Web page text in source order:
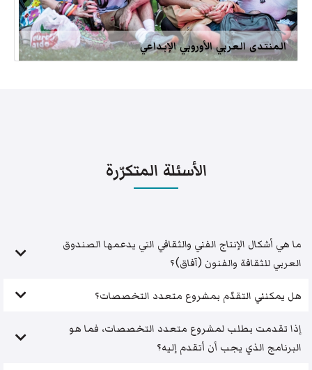
المنتدى العربي الأوروبي الإبداعي
الأسئلة المتكرّرة
ما هي أشكال الإنتاج الفني والثقافي التي يدعمها الصندوق
العربي للثقافة والفنون (آفاق)؟
هل يمكنني التقدّم بمشروع متعدد التخصصات؟
إذا تقدمت بطلب لمشروع متعدد التخصصات، فما هو
البرنامج الذي يجب أن أتقدم إليه؟